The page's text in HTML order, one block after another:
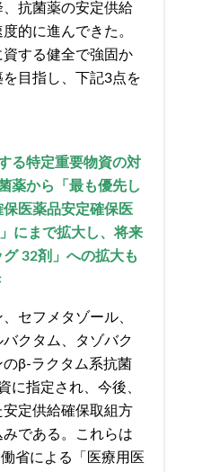
抗菌薬の安定供給
的に進んできた。
する健全で強固か
目指し、下記3点を
る特定重要物資の対
薬から「最も優先し
医薬品安定確保医
にまで拡大し、将来
グ32剤」への拡大も
セフメタゾール、
クタム、タゾバク
β-ラクタム系抗菌
に指定され、今後、
定供給確保取組方
である。これらは
省による「医療用医